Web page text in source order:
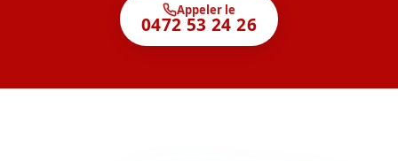
Appeler le
0472 53 24 26